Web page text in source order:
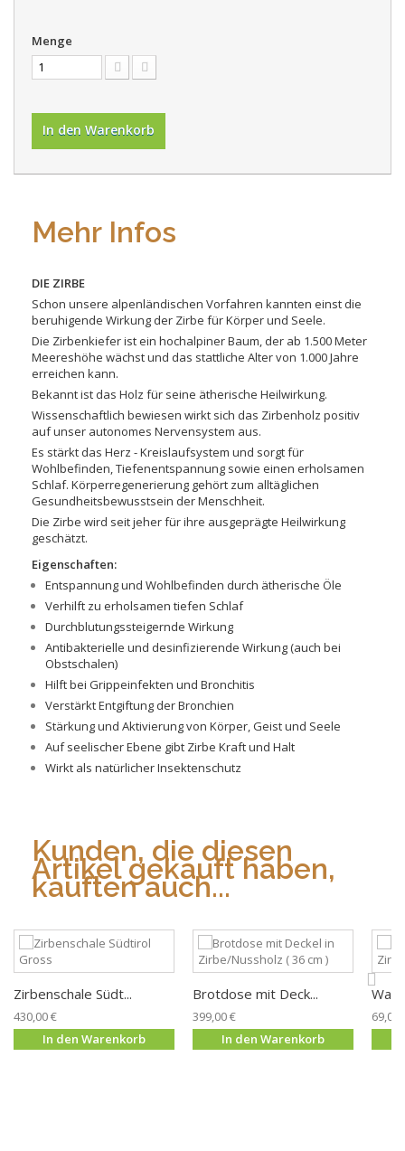
Menge
In den Warenkorb
Mehr Infos
DIE ZIRBE
Schon unsere alpenländischen Vorfahren kannten einst die
beruhigende Wirkung der Zirbe für Körper und Seele.
Die Zirbenkiefer ist ein hochalpiner Baum, der ab 1.500 Meter
Meereshöhe wächst und das stattliche Alter von 1.000 Jahre
erreichen kann.
Bekannt ist das Holz für seine ätherische Heilwirkung.
Wissenschaftlich bewiesen wirkt sich das Zirbenholz positiv
auf unser autonomes Nervensystem aus.
Es stärkt das Herz - Kreislaufsystem und sorgt für
Wohlbefinden, Tiefenentspannung sowie einen erholsamen
Schlaf. Körperregenerierung gehört zum alltäglichen
Gesundheitsbewusstsein der Menschheit.
Die Zirbe wird seit jeher für ihre ausgeprägte Heilwirkung
geschätzt.
Eigenschaften:
Entspannung und Wohlbefinden durch ätherische Öle
Verhilft zu erholsamen tiefen Schlaf
Durchblutungssteigernde Wirkung
Antibakterielle und desinfizierende Wirkung (auch bei
Obstschalen)
Hilft bei Grippeinfekten und Bronchitis
Verstärkt Entgiftung der Bronchien
Stärkung und Aktivierung von Körper, Geist und Seele
Auf seelischer Ebene gibt Zirbe Kraft und Halt
Wirkt als natürlicher Insektenschutz
Kunden, die diesen
Artikel gekauft haben,
kauften auch...
Zirbenschale Südt...
430,00 €
In den Warenkorb
Brotdose mit Deck...
399,00 €
In den Warenkorb
69,00